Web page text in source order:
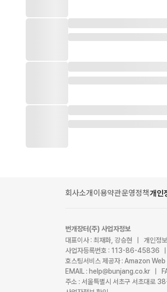
회사소개 이용약관운영정책개인
번개장터(주) 사업자정보
대표이사 : 최재화, 강승현 | 개인정
사업자등록번호 : 113-86-45836 |
호스팅서비스 제공자 : Amazon
EMAIL : help@bunjang.co.kr
주소 : 서울특별시 서초구 서초대로